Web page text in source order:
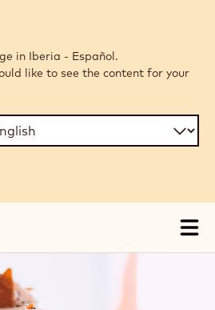
in Iberia - Español.
like to see the content for your